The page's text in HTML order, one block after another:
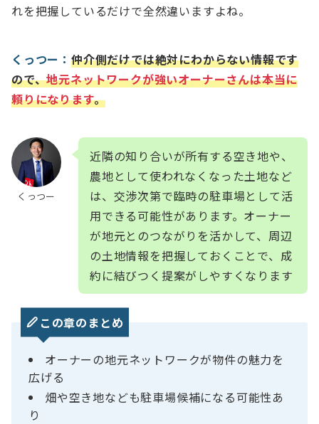
れを把握しているだけで全然違いますよね。
くっつー： 仲介側だけでは絶対にわからない情報です
ので、地元ネットワークが強いオーナーさんは本当に
頼りになります。
くっつー
近隣の知り合いが所有する空き地や、
農地として使われなくなった土地など
は、交渉次第で臨時の駐車場として活
用できる可能性があります。オーナー
が地元とのつながりを活かして、周辺
の土地情報を把握しておくことで、成
約に結びつく提案がしやすくなります
この章のまとめ
オーナーの地元ネットワークが物件の魅力を
広げる
畑や空き地なども駐車場候補になる可能性あ
り